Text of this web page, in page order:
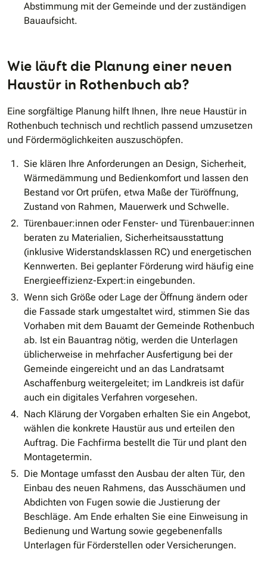
Abstimmung mit der Gemeinde und der zuständigen
Bauaufsicht.
Wie läuft die Planung einer neuen
Haustür in Rothenbuch ab?
Eine sorgfältige Planung hilft Ihnen, Ihre neue Haustür in
Rothenbuch technisch und rechtlich passend umzusetzen
und Fördermöglichkeiten auszuschöpfen.
Sie klären Ihre Anforderungen an Design, Sicherheit,
Wärmedämmung und Bedienkomfort und lassen den
Bestand vor Ort prüfen, etwa Maße der Türöffnung,
Zustand von Rahmen, Mauerwerk und Schwelle.
Türenbauer:innen oder Fenster- und Türenbauer:innen
beraten zu Materialien, Sicherheitsausstattung
(inklusive Widerstandsklassen RC) und energetischen
Kennwerten. Bei geplanter Förderung wird häufig eine
Energieeffizienz-Expert:in eingebunden.
Wenn sich Größe oder Lage der Öffnung ändern oder
die Fassade stark umgestaltet wird, stimmen Sie das
Vorhaben mit dem Bauamt der Gemeinde Rothenbuch
ab. Ist ein Bauantrag nötig, werden die Unterlagen
üblicherweise in mehrfacher Ausfertigung bei der
Gemeinde eingereicht und an das Landratsamt
Aschaffenburg weitergeleitet; im Landkreis ist dafür
auch ein digitales Verfahren vorgesehen.
Nach Klärung der Vorgaben erhalten Sie ein Angebot,
wählen die konkrete Haustür aus und erteilen den
Auftrag. Die Fachfirma bestellt die Tür und plant den
Montagetermin.
Die Montage umfasst den Ausbau der alten Tür, den
Einbau des neuen Rahmens, das Ausschäumen und
Abdichten von Fugen sowie die Justierung der
Beschläge. Am Ende erhalten Sie eine Einweisung in
Bedienung und Wartung sowie gegebenenfalls
Unterlagen für Förderstellen oder Versicherungen.